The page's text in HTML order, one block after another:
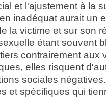
et l'ajustement à la
inadéquat aurait un
la victime et sur son
étant souvent
contrairement aux
elles risquent
sociales
et spécifiques qui